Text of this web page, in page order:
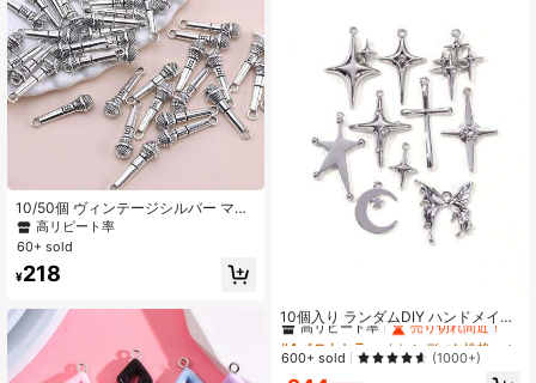
10/50個 ヴィンテージシルバー マイ
ク合金チャームペンダント、リアル
なマイクチャーム ハンドメイドDIY
ジュエリー作り用、完璧なギフト
高リピート率
60+ sold
¥218
10個入り ランダムDIY ハンドメイド
素材 星、月、蝶、クロスペンダント
ピアス ネックレス合金アクセサリ
ー、かわいい&クールなスタイル
高リピート率
売り切れ間近！
#4 ベストセラー
トレンディな性格 ペンダント&チャーム
高リピート率
売り切れ間近！
#4 ベストセラー
トレンディな性格 ペンダント&チャーム
高リピート率
売り切れ間近！
#4 ベストセラー
トレンディな性格 ペンダント&チャーム
600+ sold (1000+)